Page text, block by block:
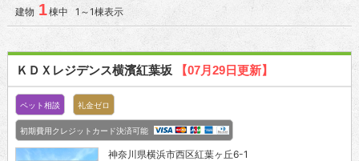
建物 1棟中 1～1棟表示
ＫＤＸレジデンス横濱紅葉坂 【07月29日更新】
ペット相談 礼金ゼロ
初期費用クレジットカード決済可能
神奈川県横浜市西区紅葉ヶ丘6-1